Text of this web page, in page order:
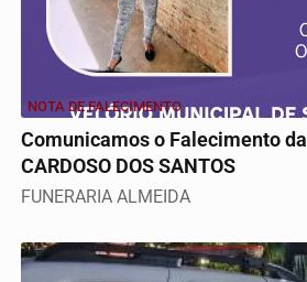
NOTA DE FALECIMENTO
Comunicamos o Falecimento
CARDOSO DOS SANTOS
FUNERARIA ALMEIDA